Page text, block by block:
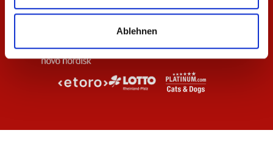
Ablehnen